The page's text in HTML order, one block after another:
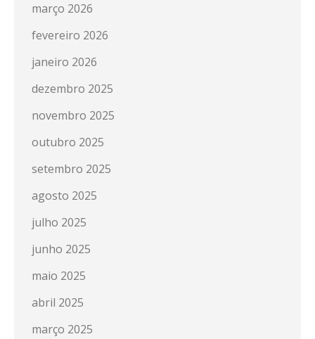
março 2026
fevereiro 2026
janeiro 2026
dezembro 2025
novembro 2025
outubro 2025
setembro 2025
agosto 2025
julho 2025
junho 2025
maio 2025
abril 2025
março 2025